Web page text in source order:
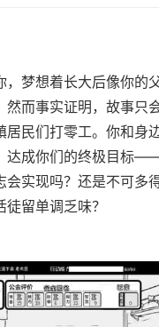
，梦想着长大后像你的
然而事实证明，故事
居民们打零工。你和身
达成你们的终极目标
会实现吗？还是不可多
留单调乏味？